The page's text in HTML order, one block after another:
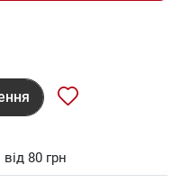
від 80 грн